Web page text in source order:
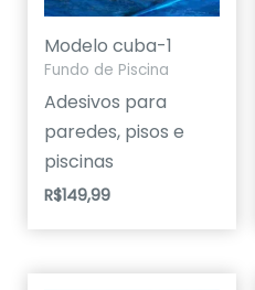
Modelo cuba-1
Fundo de Piscina
Adesivos para
paredes, pisos e
piscinas
R$149,99